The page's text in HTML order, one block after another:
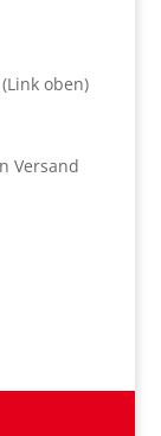
oben)
Versand